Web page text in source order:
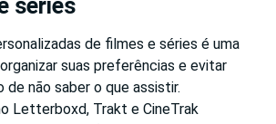
séries
de filmes e séries é uma
suas preferências e evitar
de não saber o que assistir.
Letterboxd, Trakt e CineTrak